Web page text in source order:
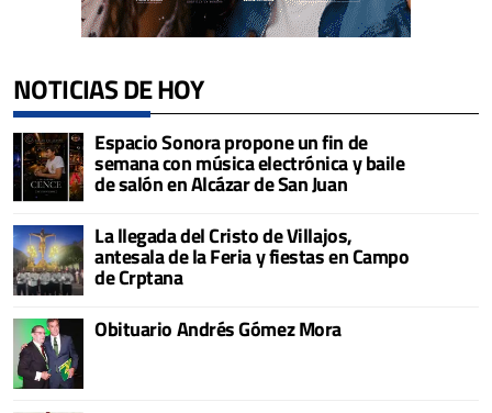
NOTICIAS DE HOY
Espacio Sonora propone un fin de
semana con música electrónica y baile
de salón en Alcázar de San Juan
La llegada del Cristo de Villajos,
antesala de la Feria y fiestas en Campo
de Crptana
Obituario Andrés Gómez Mora